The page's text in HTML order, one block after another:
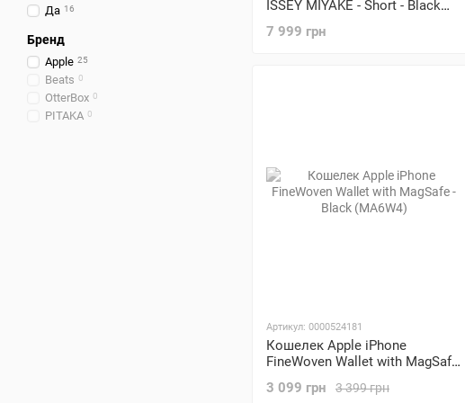
ISSEY MIYAKE - Short - Black
7 999 грн
Артикул: 0000524181
Кошелек Apple iPhone
FineWoven Wallet with MagSafe
3 399 грн
3 099 грн
Да 16
Бренд
Apple 25
Beats 0
OtterBox 0
PITAKA 0